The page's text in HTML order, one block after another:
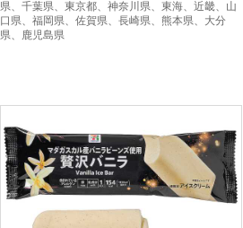
県、千葉県、東京都、神奈川県、東海、近畿、山
口県、福岡県、佐賀県、長崎県、熊本県、大分
県、鹿児島県